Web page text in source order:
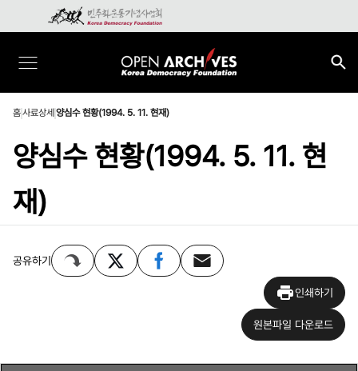
홈사료상세 양심수 현황(1994. 5. 11. 현재)
양심수 현황(1994. 5. 11. 현
재)
공유하기
인쇄하기
원본파일 다운로드